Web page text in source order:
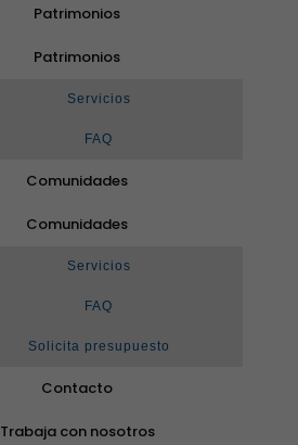
Patrimonios
Patrimonios
Servicios
FAQ
Comunidades
Comunidades
Servicios
FAQ
Solicita presupuesto
Contacto
Trabaja con nosotros